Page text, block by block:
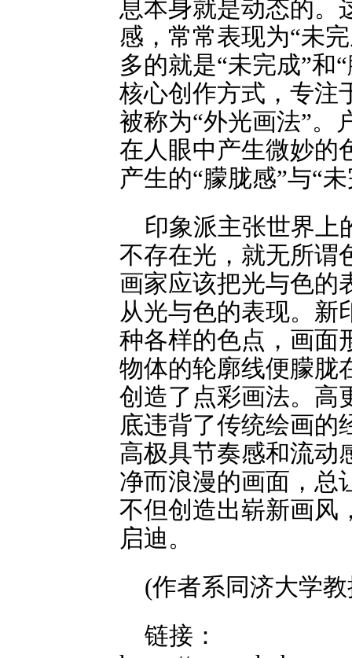
息本身就是动态的。
感，常常表现为“未
多的就是“未完成”和
核心创作方式，专注
被称为“外光画法”。
在人眼中产生微妙的
产生的“朦胧感”与“
印象派主张世界上
不存在光，就无所谓
画家应该把光与色的
从光与色的表现。新
种各样的色点，画面
物体的轮廓线便朦胧
创造了点彩画法。高
底违背了传统绘画的
高极具节奏感和流动
净而浪漫的画面，总
不但创造出崭新画风
启迪。
(作者系同济大学
链接：